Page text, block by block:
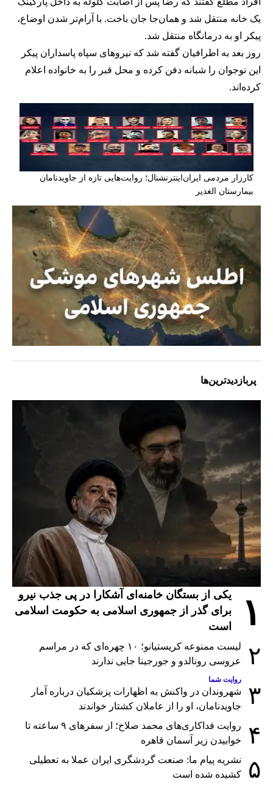
یک خانه منتقل شد و همان‌جا جان باخت. با آرام‌تر شدن اوضاع،
پیکر او به درمانگاه منتقل شد.
روز بعد به اطرافیان گفته شد که نیروهای سپاه پاسداران پیکر
این نوجوان را شبانه دفن کرده و محل قبر را به خانواده اعلام
کرده‌اند.
کارزار مردمی ایران‌اینترنشنال؛ روایت‌هایی تازه از جاوید‌نامان
بیمارستان الغدیر
پربازدیدترین‌ها
۱
یکی از بستگان خامنه‌ای آشکارا در پی جذب نیرو
برای گذر از جمهوری اسلامی به حکومت اسلامی
است
۲
لیست ممنوعه کریستیانو؛ ۱۰ چهره‌ای که در مراسم
عروسی رونالدو و جورجینا جایی ندارند
۳
روایت شما
شهروندان در واکنش به اظهارات پزشکیان درباره آمار
جاویدنامان، او را از عاملان کشتار خواندند
۴
روایت فداکاری‌های محمد صلاح؛ از سفرهای ۹ ساعته تا
خوابیدن زیر آسمان قاهره
۵
نشریه پیام ما: صنعت گردشگری ایران عملا به تعطیلی
کشیده شده است